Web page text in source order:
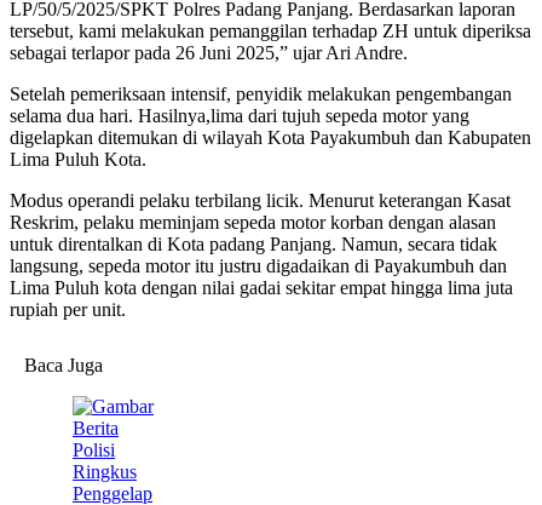
LP/50/5/2025/SPKT Polres Padang Panjang. Berdasarkan laporan
tersebut, kami melakukan pemanggilan terhadap ZH untuk diperiksa
sebagai terlapor pada 26 Juni 2025,” ujar Ari Andre.
Setelah pemeriksaan intensif, penyidik melakukan pengembangan
selama dua hari. Hasilnya,lima dari tujuh sepeda motor yang
digelapkan ditemukan di wilayah Kota Payakumbuh dan Kabupaten
Lima Puluh Kota.
Modus operandi pelaku terbilang licik. Menurut keterangan Kasat
Reskrim, pelaku meminjam sepeda motor korban dengan alasan
untuk direntalkan di Kota padang Panjang. Namun, secara tidak
langsung, sepeda motor itu justru digadaikan di Payakumbuh dan
Lima Puluh kota dengan nilai gadai sekitar empat hingga lima juta
rupiah per unit.
Baca Juga